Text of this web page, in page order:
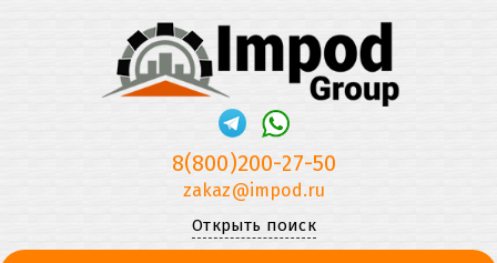
8(800)200-27-50
zakaz@impod.ru
Открыть поиск